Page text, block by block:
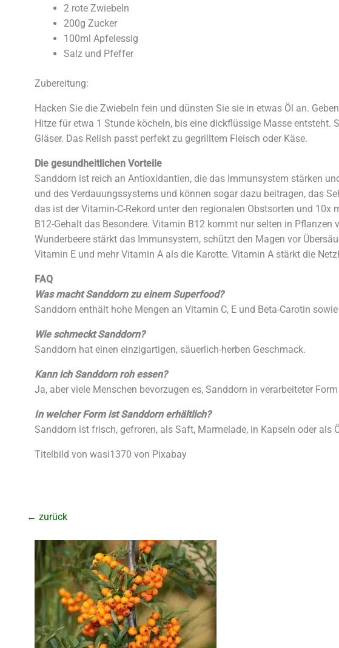
2 rote Zwiebeln
200g Zucker
100ml Apfelessig
Salz und Pfeffer
Zubereitung:
Hacken Sie die Zwiebeln fein und dünsten Sie sie in etwas Öl an.
Hitze für etwa 1 Stunde köcheln, bis eine dickflüssige Masse
Gläser. Das Relish passt perfekt zu gegrilltem Fleisch oder Käse.
Die gesundheitlichen Vorteile
Sanddorn ist reich an Antioxidantien, die das Immunsystem stärken
und des Verdauungssystems und können sogar dazu beitragen, das
das ist der Vitamin-C-Rekord unter den regionalen Obstsorten und
B12-Gehalt das Besondere. Vitamin B12 kommt nur selten in
Wunderbeere stärkt das Immunsystem, schützt den Magen vor
Vitamin E und mehr Vitamin A als die Karotte. Vitamin A stärkt die
FAQ
Was macht Sanddorn zu einem Superfood?
Sanddorn enthält hohe Mengen an Vitamin C, E und Beta-Carotin
Wie schmeckt Sanddorn?
Sanddorn hat einen einzigartigen, säuerlich-herben Geschmack.
Kann ich Sanddorn roh essen?
Ja, aber viele Menschen bevorzugen es, Sanddorn in verarbeiteter
In welcher Form ist Sanddorn erhältlich?
Sanddorn ist frisch, gefroren, als Saft, Marmelade, in Kapseln oder als
Titelbild von wasi1370 von Pixabay
← zurück